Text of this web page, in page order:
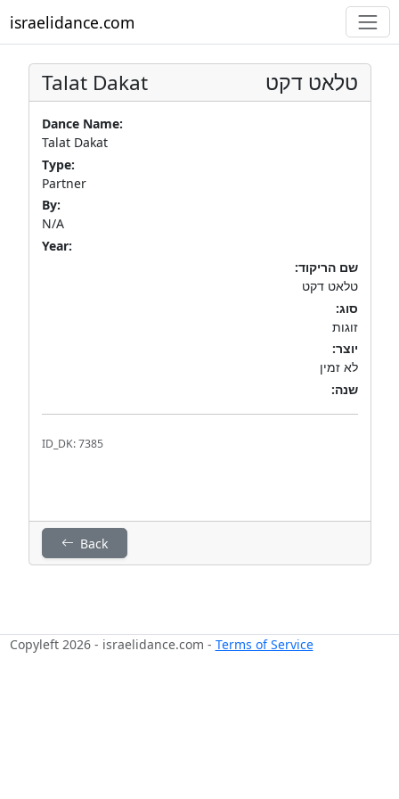
israelidance.com
Talat Dakat טלאט דקט
Dance Name:
Talat Dakat
Type:
Partner
By:
N/A
Year:
שם הריקוד:
טלאט דקט
סוג:
זוגות
יוצר:
לא זמין
שנה:
ID_DK: 7385
Back
Copyleft 2026 - israelidance.com - Terms of Service